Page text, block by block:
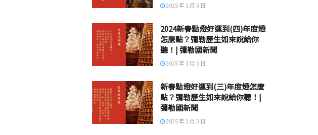
2025 年 1 月 3 日
2024新春點燈好運到(四)年度燈
怎麼點？彌勒歷生如來說給你
聽！| 彌勒國新聞
2025 年 1 月 3 日
新春點燈好運到(三)年度燈怎麼
點？彌勒歷生如來說給你聽！|
彌勒國新聞
2025 年 1 月 3 日